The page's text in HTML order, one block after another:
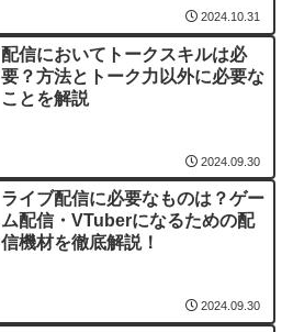
2024.10.31
配信においてトークスキルは必
要？方法とトーク力以外に必要な
ことを解説
2024.09.30
ライブ配信に必要なものは？ゲー
ム配信・VTuberになるための配
信機材を徹底解説！
2024.09.30